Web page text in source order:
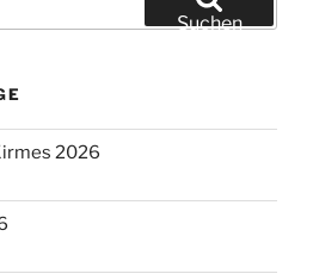
Suchen
2026